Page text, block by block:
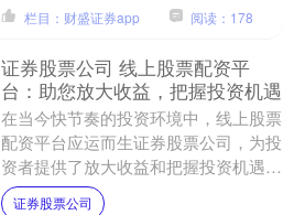
栏目：财盛证券app 阅读：178
证券股票公司 线上股票配资平
台：助您放大收益，把握投资机遇
在当今快节奏的投资环境中，线上股票
配资平台应运而生证券股票公司，为投
资者提供了放大收益和把握投资机遇的
绝佳途径。 期如意期货配资app采用先
证券股票公司